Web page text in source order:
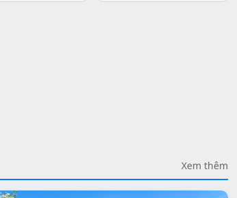
Xem thêm